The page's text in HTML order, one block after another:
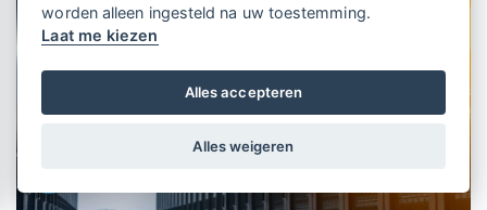
worden alleen ingesteld na uw toestemming.
Laat me kiezen
Alles accepteren
Alles weigeren
Maandelijks gratis opleidingen